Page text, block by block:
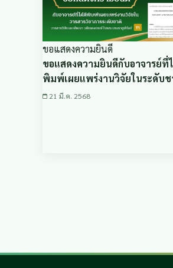
ขอแสดงความยินดี
ขอแสดงความยินดีกับอาจารย์ที่
พิมพ์เผยแพร่งานวิจัยในระดับ
21 มี.ค. 2568